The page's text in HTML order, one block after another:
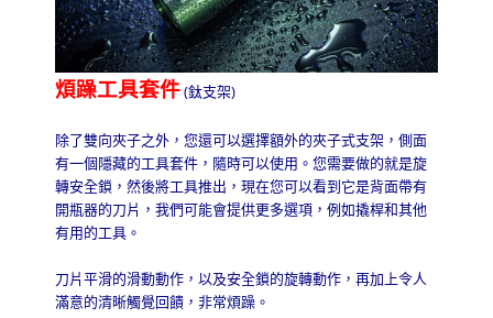
煩躁工具套件(鈦支架)
除了雙向夾子之外，您還可以選擇額外的夾子式支架，側面
有一個隱藏的工具套件，隨時可以使用。您需要做的就是旋
轉安全鎖，然後將工具推出，現在您可以看到它是背面帶有
開瓶器的刀片，我們可能會提供更多選項，例如撬桿和其他
有用的工具。
刀片平滑的滑動動作，以及安全鎖的旋轉動作，再加上令人
滿意的清晰觸覺回饋，非常煩躁。